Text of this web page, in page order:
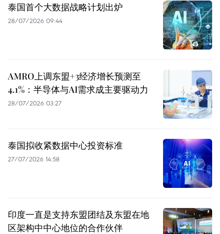
泰国首个大数据战略计划出炉
28/07/2026 09:44
AMRO上调东盟+3经济增长预测至
4.1%：半导体与AI需求成主要驱动力
28/07/2026 03:27
泰国拟收紧数据中心投资标准
27/07/2026 14:58
印度一直是支持东盟团结及东盟在地
区架构中中心地位的合作伙伴